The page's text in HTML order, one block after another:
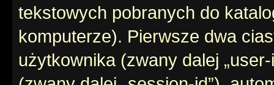
tekstowych pobranych do
komputerze). Pierwsze dwa
użytkownika (zwany dalej